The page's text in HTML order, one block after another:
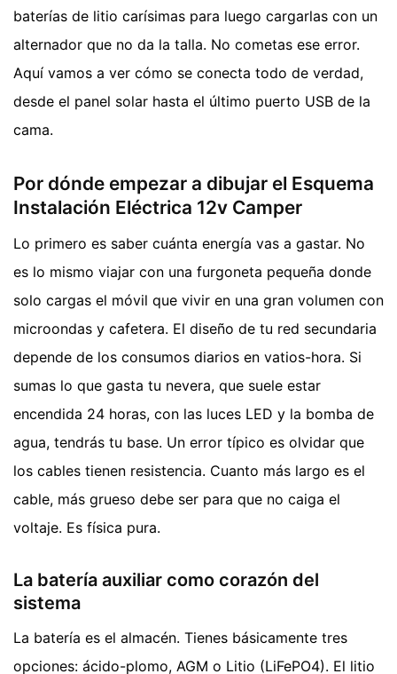
baterías de litio carísimas para luego cargarlas con un
alternador que no da la talla. No cometas ese error.
Aquí vamos a ver cómo se conecta todo de verdad,
desde el panel solar hasta el último puerto USB de la
cama.
Por dónde empezar a dibujar el Esquema
Instalación Eléctrica 12v Camper
Lo primero es saber cuánta energía vas a gastar. No
es lo mismo viajar con una furgoneta pequeña donde
solo cargas el móvil que vivir en una gran volumen con
microondas y cafetera. El diseño de tu red secundaria
depende de los consumos diarios en vatios-hora. Si
sumas lo que gasta tu nevera, que suele estar
encendida 24 horas, con las luces LED y la bomba de
agua, tendrás tu base. Un error típico es olvidar que
los cables tienen resistencia. Cuanto más largo es el
cable, más grueso debe ser para que no caiga el
voltaje. Es física pura.
La batería auxiliar como corazón del
sistema
La batería es el almacén. Tienes básicamente tres
opciones: ácido-plomo, AGM o Litio (LiFePO4). El litio